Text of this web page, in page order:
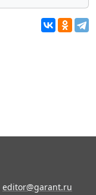
editor@garant.ru